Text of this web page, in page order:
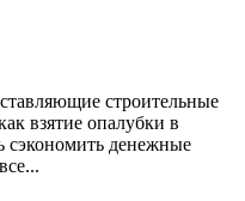
строительные
взятие опалубки в
сэкономить денежные